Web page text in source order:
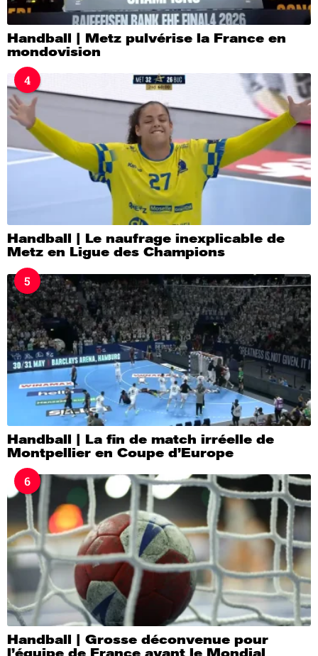
Handball | Metz pulvérise la France en
mondovision
4
Handball | Le naufrage inexplicable de
Metz en Ligue des Champions
5
Handball | La fin de match irréelle de
Montpellier en Coupe d’Europe
6
Handball | Grosse déconvenue pour